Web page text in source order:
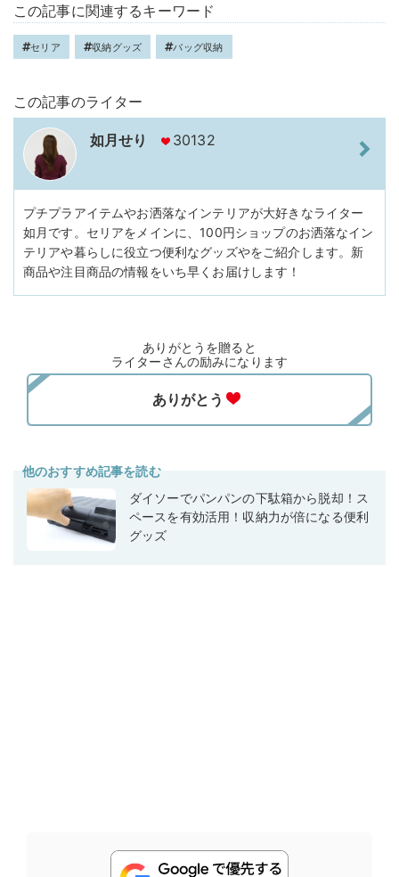
この記事に関連するキーワード
セリア 収納グッズ バッグ収納
この記事のライター
如月せり 30132
プチプラアイテムやお洒落なインテリアが大好きなライター
如月です。セリアをメインに、100円ショップのお洒落なイン
テリアや暮らしに役立つ便利なグッズやをご紹介します。新
商品や注目商品の情報をいち早くお届けします！
ありがとうを贈ると
ライターさんの励みになります
他のおすすめ記事を読む
ダイソーでパンパンの下駄箱から脱却！ス
ペースを有効活用！収納力が倍になる便利
グッズ